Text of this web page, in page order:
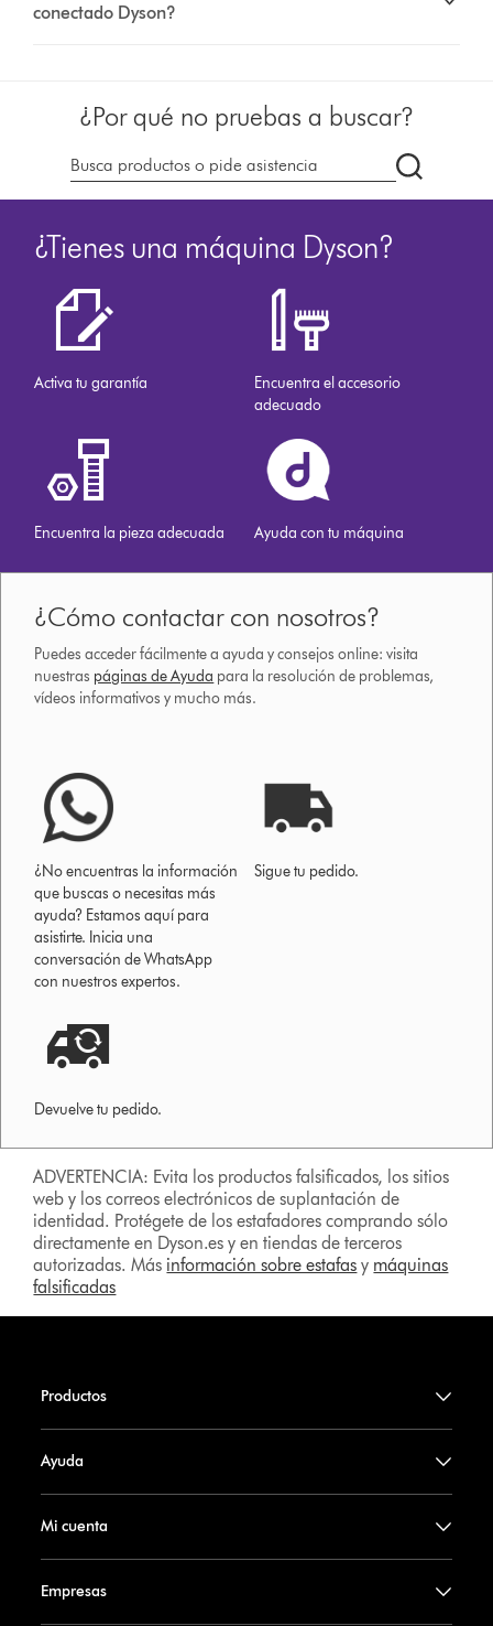
conectado Dyson?
¿Por qué no pruebas a buscar?
Buscar
en
¿Tienes una máquina Dyson?
Activa tu garantía
Encuentra el accesorio
adecuado
Encuentra la pieza adecuada Ayuda con tu máquina
¿Cómo contactar con nosotros?
Puedes acceder fácilmente a ayuda y consejos online: visita
nuestras páginas de Ayuda para la resolución de problemas,
vídeos informativos y mucho más.
¿No encuentras la información
que buscas o necesitas más
ayuda? Estamos aquí para
asistirte. Inicia una
conversación de WhatsApp
con nuestros expertos.
Sigue tu pedido.
Devuelve tu pedido.
ADVERTENCIA: Evita los productos falsificados, los sitios
web y los correos electrónicos de suplantación de
identidad. Protégete de los estafadores comprando sólo
directamente en Dyson.es y en tiendas de terceros
autorizadas. Más información sobre estafas y máquinas
falsificadas
Productos
Ayuda
Mi cuenta
Empresas